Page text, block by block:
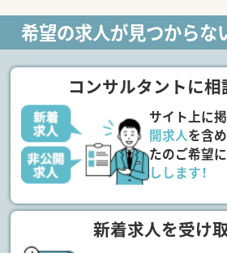
希望の求人が見つから
コンサルタントに相
サイト上に
開求人を含め
たのご希望
しします！
新着求人を受け